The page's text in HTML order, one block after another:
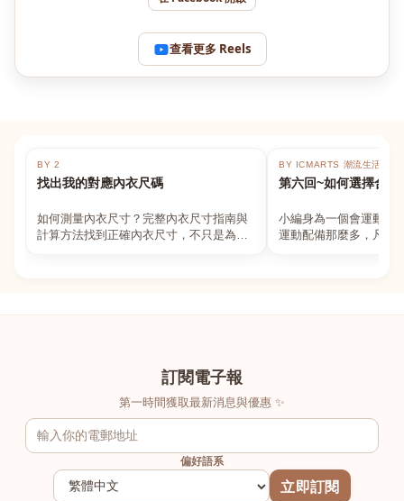
查看更多 Reels
BY 2
找出我的對應內衣尺碼
如何測量內衣尺寸？完整內衣尺寸指南與
計算方法找到正確內衣尺寸，不只是為了
BY ICMARTS 潮流生活百貨
第六回~如何選擇合適
小編身為一個會運動的
運動配備那麼多，凡舉
訂閱電子報
第一時間獲取最新消息與優惠 ✨
偏好語系
立即訂閱